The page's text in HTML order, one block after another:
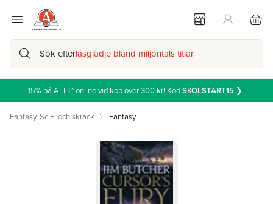
Sök efterläsglädje bland miljontals titlar
15% på ALLT* online vid köp över 300 kr! KodSKOLSTART15 ❯
Fantasy, SciFi och skräck Fantasy